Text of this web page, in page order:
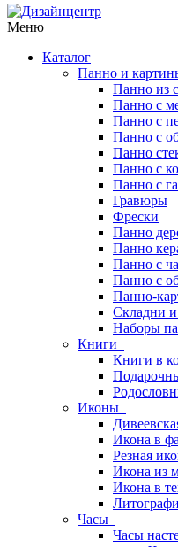
Меню
Каталог
Панно и
Панно из
Панно с
Панно с
Панно с
Панно
Панно с
Панно с
Гравюры
Фрески
Панно
Панно
Панно с
Панно с
Панно-
Складни
Наборы
Книги
Книги в
Иконы
Икона в
Резная
Икона из
Икона в
Часы
Часы